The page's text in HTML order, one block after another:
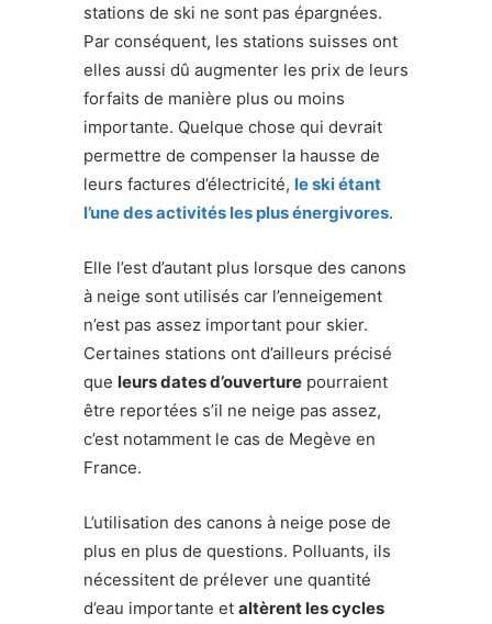
stations de ski ne sont pas épargnées.
Par conséquent, les stations suisses ont
elles aussi dû augmenter les prix de leurs
forfaits de manière plus ou moins
importante. Quelque chose qui devrait
permettre de compenser la hausse de
leurs factures d’électricité, le ski étant
l’une des activités les plus énergivores.
Elle l’est d’autant plus lorsque des canons
à neige sont utilisés car l’enneigement
n’est pas assez important pour skier.
Certaines stations ont d’ailleurs précisé
que leurs dates d’ouverture pourraient
être reportées s’il ne neige pas assez,
c’est notamment le cas de Megève en
France.
L’utilisation des canons à neige pose de
plus en plus de questions. Polluants, ils
nécessitent de prélever une quantité
d’eau importante et altèrent les cycles